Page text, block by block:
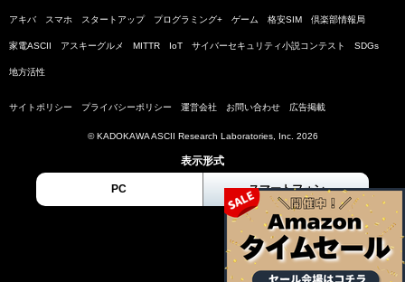
アキバ スマホ スタートアップ プログラミング+ ゲーム 格安SIM 倶楽部情報局
家電ASCII アスキーグルメ MITTR IoT サイバーセキュリティ小説コンテスト SDGs
地方活性
サイトポリシー プライバシーポリシー 運営会社 お問い合わせ 広告掲載
© KADOKAWA ASCII Research Laboratories, Inc. 2026
表示形式
PC スマートフォン